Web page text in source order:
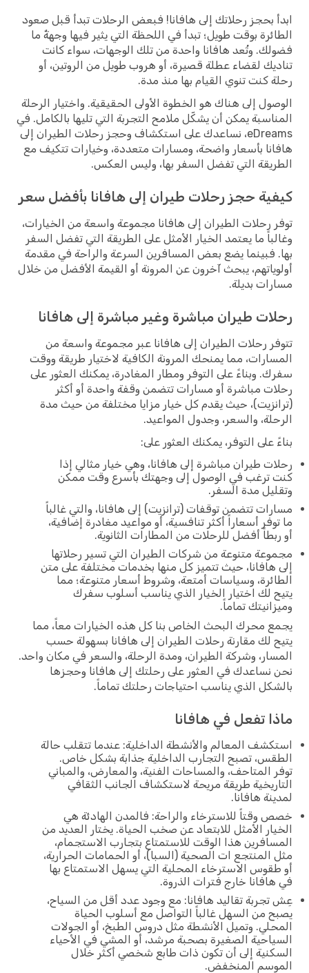
ابدأ بحجز رحلاتك إلى هافانا! فبعض الرحلات تبدأ قبل صعود
الطائرة بوقت طويل؛ تبدأ في اللحظة التي يثير فيها وجهةٌ ما
فضولك. وتُعد هافانا واحدة من تلك الوجهات، سواء كانت
تناديك لقضاء عطلة قصيرة، أو هروب طويل من الروتين، أو
رحلة كنت تنوي القيام بها منذ مدة.
الوصول إلى هناك هو الخطوة الأولى الحقيقية. واختيار الرحلة
المناسبة يمكن أن يشكّل ملامح التجربة التي تليها بالكامل. في
eDreams، نساعدك على استكشاف وحجز رحلات الطيران إلى
هافانا بأسعار واضحة، ومسارات متعددة، وخيارات تتكيف مع
الطريقة التي تفضل السفر بها، وليس العكس.
كيفية حجز رحلات طيران إلى هافانا بأفضل سعر
توفر رحلات الطيران إلى هافانا مجموعة واسعة من الخيارات،
وغالباً ما يعتمد الخيار الأمثل على الطريقة التي تفضل السفر
بها. فبينما يضع بعض المسافرين السرعة والراحة في مقدمة
أولوياتهم، يبحث آخرون عن المرونة أو القيمة الأفضل من خلال
مسارات بديلة.
رحلات طيران مباشرة وغير مباشرة إلى هافانا
تتوفر رحلات الطيران إلى هافانا عبر مجموعة واسعة من
المسارات، مما يمنحك المرونة الكافية لاختيار طريقة ووقت
سفرك. وبناءً على التوفر ومطار المغادرة، يمكنك العثور على
رحلات مباشرة أو مسارات تتضمن وقفة واحدة أو أكثر
(ترانزيت)، حيث يقدم كل خيار مزايا مختلفة من حيث مدة
الرحلة، والسعر، وجدول المواعيد.
بناءً على التوفر، يمكنك العثور على:
رحلات طيران مباشرة إلى هافانا، وهي خيار مثالي إذا
كنت ترغب في الوصول إلى وجهتك بأسرع وقت ممكن
وتقليل مدة السفر.
مسارات تتضمن توقفات (ترانزيت) إلى هافانا، والتي غالباً
ما توفر أسعاراً أكثر تنافسية، أو مواعيد مغادرة إضافية،
أو ربطاً أفضل للرحلات من المطارات الثانوية.
مجموعة متنوعة من شركات الطيران التي تسير رحلاتها
إلى هافانا، حيث تتميز كل منها بخدمات مختلفة على متن
الطائرة، وسياسات أمتعة، وشروط أسعار متنوعة؛ مما
يتيح لك اختيار الخيار الذي يناسب أسلوب سفرك
وميزانيتك تماماً.
يجمع محرك البحث الخاص بنا كل هذه الخيارات معاً، مما
يتيح لك مقارنة رحلات الطيران إلى هافانا بسهولة حسب
المسار، وشركة الطيران، ومدة الرحلة، والسعر في مكان واحد.
نحن نساعدك في العثور على رحلتك إلى هافانا وحجزها
بالشكل الذي يناسب احتياجات رحلتك تماماً.
ماذا تفعل في هافانا
استكشف المعالم والأنشطة الداخلية: عندما تتقلب حالة
الطقس، تصبح التجارب الداخلية جذابة بشكل خاص.
توفر المتاحف، والمساحات الفنية، والمعارض، والمباني
التاريخية طريقة مريحة لاستكشاف الجانب الثقافي
لمدينة هافانا.
خصص وقتاً للاسترخاء والراحة: فالمدن الهادئة هي
الخيار الأمثل للابتعاد عن صخب الحياة. يختار العديد من
المسافرين هذا الوقت للاستمتاع بتجارب الاستجمام،
مثل المنتجع ات الصحية (السبا)، أو الحمامات الحرارية،
أو طقوس الاسترخاء المحلية التي يسهل الاستمتاع بها
في هافانا خارج فترات الذروة.
عِش تجربة تقاليد هافانا: مع وجود عدد أقل من السياح،
يصبح من السهل غالباً التواصل مع أسلوب الحياة
المحلي. وتميل الأنشطة مثل دروس الطبخ، أو الجولات
السياحية الصغيرة بصحبة مرشد، أو المشي في الأحياء
السكنية إلى أن تكون ذات طابع شخصي أكثر خلال
الموسم المنخفض.